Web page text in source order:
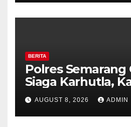
BERITA
Polres Semarang
Siaga Karhutla,
Tekankan Sinergi
Kesiapsiagaan
Kemarau.
AUGUST 8, 2026 ADMIN